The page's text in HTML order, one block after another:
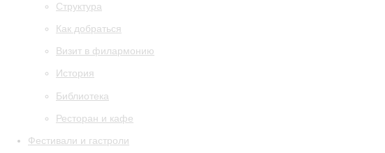
Структура
Как добраться
Визит в филармонию
История
Библиотека
Ресторан и кафе
Фестивали и гастроли